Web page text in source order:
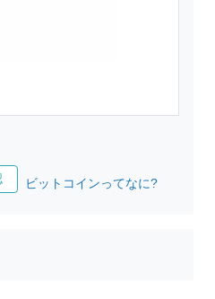
ビットコインってなに?